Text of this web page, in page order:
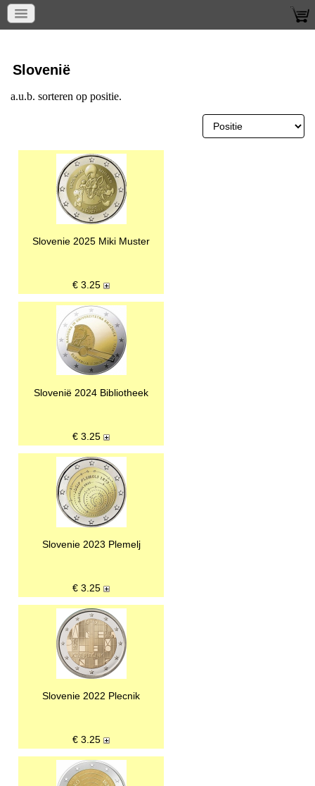
Home
Slovenië
a.u.b. sorteren op positie.
Slovenie 2025 Miki Muster
€ 3.25
Slovenië 2024 Bibliotheek
€ 3.25
Slovenie 2023 Plemelj
€ 3.25
Slovenie 2022 Plecnik
€ 3.25